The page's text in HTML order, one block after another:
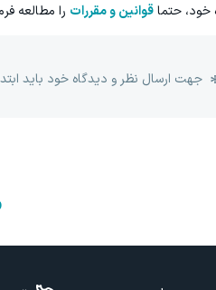
خود، حتماقوانین و مقررات را مطالعه
جهت ارسال نظر و دیدگاه خود باید